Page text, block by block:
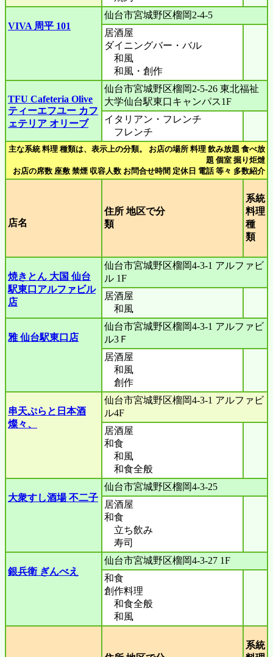
VIVA 周平 101
仙台市宮城野区榴岡2-4-5
居酒屋
ダイニングバー・バル
和風
和風・創作
TFU Cafeteria Olive
ティーエフユー カフ
ェテリア オリーブ
仙台市宮城野区榴岡2-5-26 東北福祉
大学仙台駅東口キャンパス1F
イタリアン・フレンチ
フレンチ
主な系統 料理 種類は、表示上の分類。 お店の場所 料理 飲み放題 食べ放
題 個室 掘り炬燵
お店の席数 座敷 禁煙 収容人数 お問合せ時間 定休日 電話 等々 多数紹介
店名
住所 地区で分
類
系統
料理
種
類
焼きとん 大国 仙台
駅東口アルファビル
店
仙台市宮城野区榴岡4-3-1 アルファビ
ル 1F
居酒屋
和風
雅 仙台駅東口店
仙台市宮城野区榴岡4-3-1 アルファビ
ル3Ｆ
居酒屋
和風
創作
串天ぷらと日本酒
燦々、
仙台市宮城野区榴岡4-3-1 アルファビ
ル4F
居酒屋
和食
和風
和食全般
大衆すし酒場 不二子
仙台市宮城野区榴岡4-3-25
居酒屋
和食
立ち飲み
寿司
銀兵衛 ぎんべえ
仙台市宮城野区榴岡4-3-27 1F
和食
創作料理
和食全般
和風
系統